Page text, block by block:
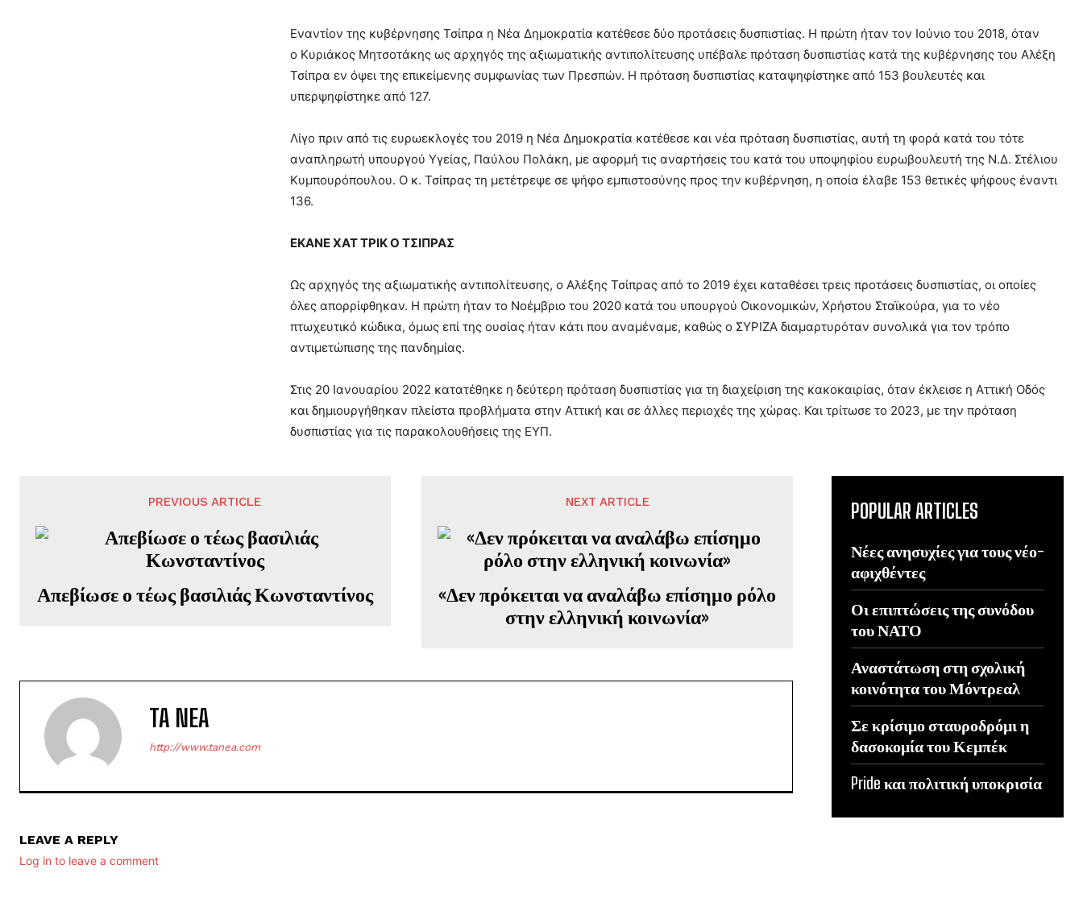
Εναντίον της κυβέρνησης Τσίπρα η Νέα Δημοκρατία κατέθεσε δύο προτάσεις δυσπιστίας. Η πρώτη ήταν τον Ιούνιο του 2018, όταν
ο Κυριάκος Μητσοτάκης ως αρχηγός της αξιωματικής αντιπολίτευσης υπέβαλε πρόταση δυσπιστίας κατά της κυβέρνησης του Αλέξη
Τσίπρα εν όψει της επικείμενης συμφωνίας των Πρεσπών. Η πρόταση δυσπιστίας καταψηφίστηκε από 153 βουλευτές και
υπερψηφίστηκε από 127.
Λίγο πριν από τις ευρωεκλογές του 2019 η Νέα Δημοκρατία κατέθεσε και νέα πρόταση δυσπιστίας, αυτή τη φορά κατά του τότε
αναπληρωτή υπουργού Υγείας, Παύλου Πολάκη, με αφορμή τις αναρτήσεις του κατά του υποψηφίου ευρωβουλευτή της Ν.Δ. Στέλιου
Κυμπουρόπουλου. Ο κ. Τσίπρας τη μετέτρεψε σε ψήφο εμπιστοσύνης προς την κυβέρνηση, η οποία έλαβε 153 θετικές ψήφους έναντι
136.
ΕΚΑΝΕ ΧΑΤ ΤΡΙΚ Ο ΤΣΙΠΡΑΣ
Ως αρχηγός της αξιωματικής αντιπολίτευσης, ο Αλέξης Τσίπρας από το 2019 έχει καταθέσει τρεις προτάσεις δυσπιστίας, οι οποίες
όλες απορρίφθηκαν. Η πρώτη ήταν το Νοέμβριο του 2020 κατά του υπουργού Οικονομικών, Χρήστου Σταϊκούρα, για το νέο
πτωχευτικό κώδικα, όμως επί της ουσίας ήταν κάτι που αναμέναμε, καθώς ο ΣΥΡΙΖΑ διαμαρτυρόταν συνολικά για τον τρόπο
αντιμετώπισης της πανδημίας.
Στις 20 Ιανουαρίου 2022 κατατέθηκε η δεύτερη πρόταση δυσπιστίας για τη διαχείριση της κακοκαιρίας, όταν έκλεισε η Αττική Οδός
και δημιουργήθηκαν πλείστα προβλήματα στην Αττική και σε άλλες περιοχές της χώρας. Και τρίτωσε το 2023, με την πρόταση
δυσπιστίας για τις παρακολουθήσεις της ΕΥΠ.
PREVIOUS ARTICLE
Απεβίωσε ο τέως βασιλιάς Κωνσταντίνος
NEXT ARTICLE
«Δεν πρόκειται να αναλάβω επίσημο ρόλο
στην ελληνική κοινωνία»
TA NEA
http://www.tanea.com
LEAVE A REPLY
Log in to leave a comment
POPULAR ARTICLES
Νέες ανησυχίες για τους νέο-
αφιχθέντες
Οι επιπτώσεις της συνόδου
του ΝΑΤΟ
Αναστάτωση στη σχολική
κοινότητα του Μόντρεαλ
Σε κρίσιμο σταυροδρόμι η
δασοκομία του Κεμπέκ
Pride και πολιτική υποκρισία